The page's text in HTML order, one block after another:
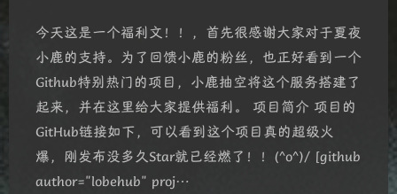
今天这是一个福利文！！，首先很感谢大家对于夏夜
小鹿的支持。为了回馈小鹿的粉丝，也正好看到一个
Github特别热门的项目，小鹿抽空将这个服务搭建了
起来，并在这里给大家提供福利。 项目简介 项目的
GitHub链接如下，可以看到这个项目真的超级火
爆，刚发布没多久Star就已经燃了！！(^o^)/ [github
author="lobehub" proj…